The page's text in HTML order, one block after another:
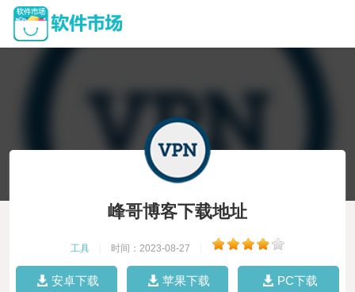
峰哥博客下载地址
工具 时间：2023-08-27
安卓下载 苹果下载 PC下载